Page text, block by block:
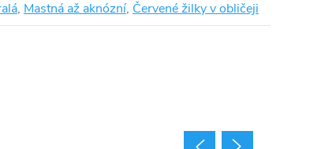
, Mastná až aknózní, Červené žilky v obličeji